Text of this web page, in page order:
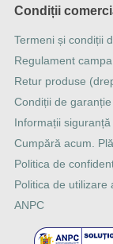
Condiții
Termeni și condiții
Regulament
Retur produse
Condiții de garanție
Informații
Cumpără acum.
Politica de
Politica de utilizare
ANPC